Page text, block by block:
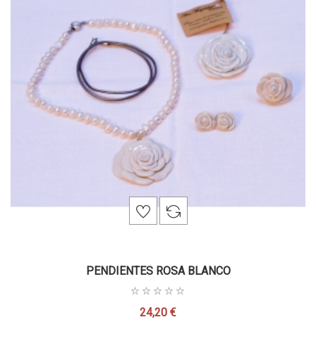
PENDIENTES ROSA BLANCO
Precio
24,20 €